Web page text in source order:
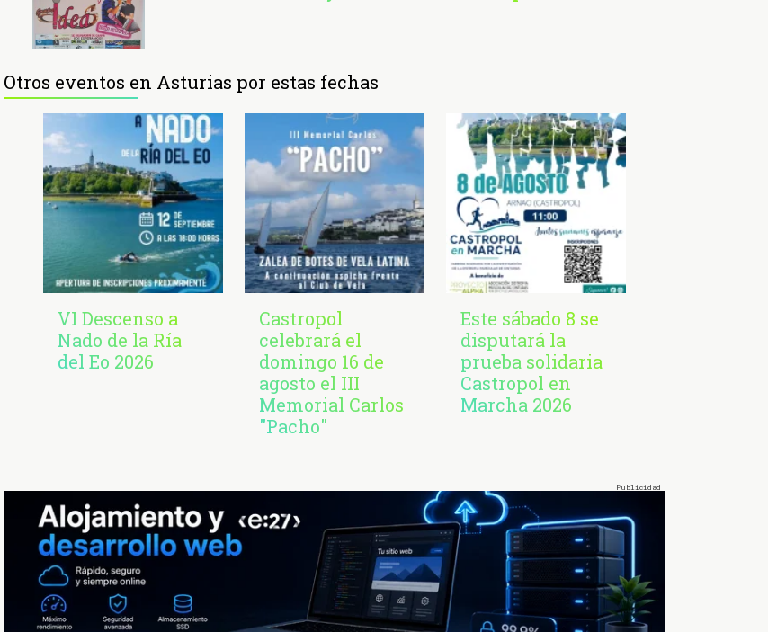
Otros eventos en Asturias por estas fechas
VI Descenso a
Nado de la Ría
del Eo 2026
Castropol
celebrará el
domingo 16 de
agosto el III
Memorial Carlos
"Pacho"
Este sábado 8 se
disputará la
prueba solidaria
Castropol en
Marcha 2026